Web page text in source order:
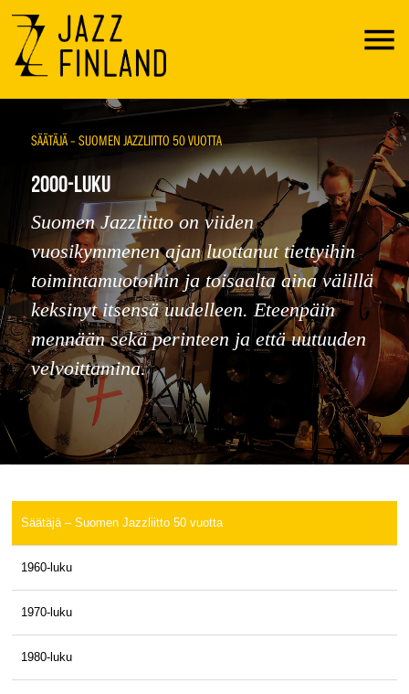
Menu
SÄÄTÄJÄ – SUOMEN JAZZLIITTO 50 VUOTTA
2000-LUKU
Suomen Jazzliitto on viiden
vuosikymmenen ajan luottanut tiettyihin
toimintamuotoihin ja toisaalta aina välillä
keksinyt itsensä uudelleen. Eteenpäin
mennään sekä perinteen ja että uutuuden
velvoittamina.
Säätäjä – Suomen Jazzliitto 50 vuotta
1960-luku
1970-luku
1980-luku